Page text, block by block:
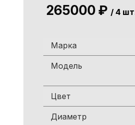
265000 ₽ / 4
Марка
Модель
Цвет
Диаметр